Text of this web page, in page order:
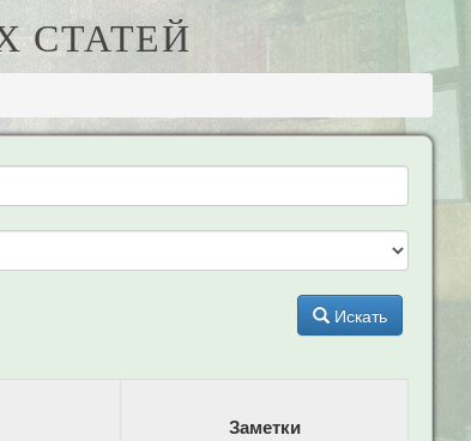
СТАТЕЙ
Искать
Заметки